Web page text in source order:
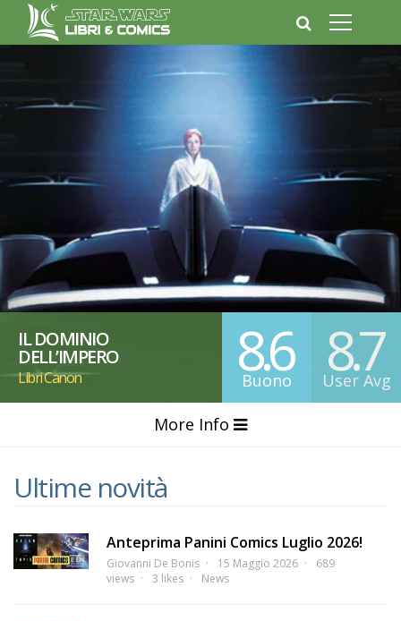
IL DOMINIO
DELL’IMPERO
Libri Canon 8.6
Buono 8.7
User Avg
More Info
Ultime novità
Anteprima Panini Comics Luglio 2026!
Giovanni De Bonis 15 Maggio 2026
689
views
3 likes News